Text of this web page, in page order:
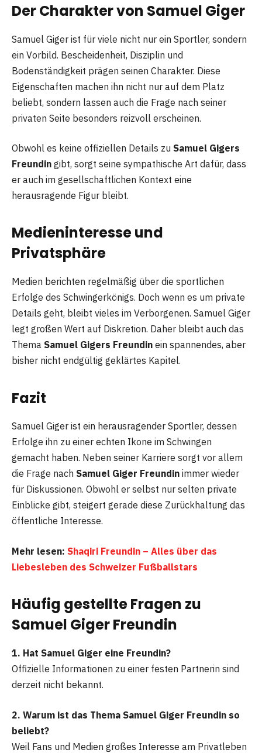
Der Charakter von Samuel Giger
Samuel Giger ist für viele nicht nur ein Sportler, sondern
ein Vorbild. Bescheidenheit, Disziplin und
Bodenständigkeit prägen seinen Charakter. Diese
Eigenschaften machen ihn nicht nur auf dem Platz
beliebt, sondern lassen auch die Frage nach seiner
privaten Seite besonders reizvoll erscheinen.
Obwohl es keine offiziellen Details zu Samuel Gigers
Freundin gibt, sorgt seine sympathische Art dafür, dass
er auch im gesellschaftlichen Kontext eine
herausragende Figur bleibt.
Medieninteresse und
Privatsphäre
Medien berichten regelmäßig über die sportlichen
Erfolge des Schwingerkönigs. Doch wenn es um private
Details geht, bleibt vieles im Verborgenen. Samuel Giger
legt großen Wert auf Diskretion. Daher bleibt auch das
Thema Samuel Gigers Freundin ein spannendes, aber
bisher nicht endgültig geklärtes Kapitel.
Fazit
Samuel Giger ist ein herausragender Sportler, dessen
Erfolge ihn zu einer echten Ikone im Schwingen
gemacht haben. Neben seiner Karriere sorgt vor allem
die Frage nach Samuel Giger Freundin immer wieder
für Diskussionen. Obwohl er selbst nur selten private
Einblicke gibt, steigert gerade diese Zurückhaltung das
öffentliche Interesse.
Mehr lesen: Shaqiri Freundin – Alles über das
Liebesleben des Schweizer Fußballstars
Häufig gestellte Fragen zu
Samuel Giger Freundin
1. Hat Samuel Giger eine Freundin?
Offizielle Informationen zu einer festen Partnerin sind
derzeit nicht bekannt.
2. Warum ist das Thema Samuel Giger Freundin so
beliebt?
Weil Fans und Medien großes Interesse am Privatleben